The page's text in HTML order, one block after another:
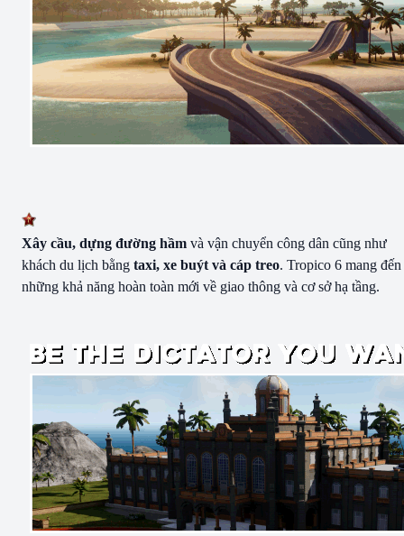
Xây cầu, dựng đường hầm và vận chuyển công dân cũng như
khách du lịch bằng taxi, xe buýt và cáp treo. Tropico 6 mang đến
những khả năng hoàn toàn mới về giao thông và cơ sở hạ tầng.